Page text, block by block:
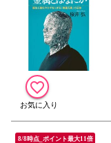
8/8時点_ポイント最大11倍